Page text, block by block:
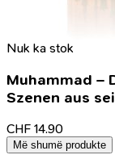
Nuk ka stok
Muhammad –
Szenen aus
CHF 14.90
Më shumë produkte